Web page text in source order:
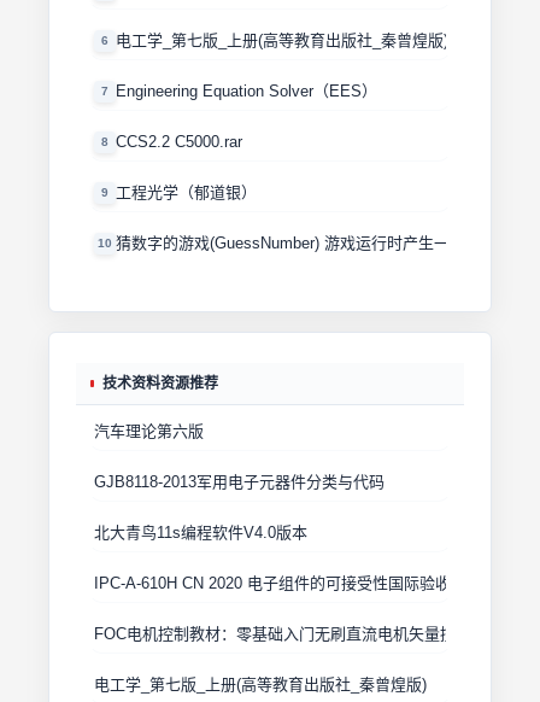
6 电工学_第七版_上册(高等教育出版社_秦曾煌版)
7 Engineering Equation Solver（EES）
8 CCS2.2 C5000.rar
9 工程光学（郁道银）
10 猜数字的游戏(GuessNumber) 游戏运行时产生一个0－1000
技术资料资源推荐
汽车理论第六版
GJB8118-2013军用电子元器件分类与代码
北大青鸟11s编程软件V4.0版本
IPC-A-610H CN 2020 电子组件的可接受性国际验收标准
FOC电机控制教材：零基础入门无刷直流电机矢量控制技术 上
电工学_第七版_上册(高等教育出版社_秦曾煌版)